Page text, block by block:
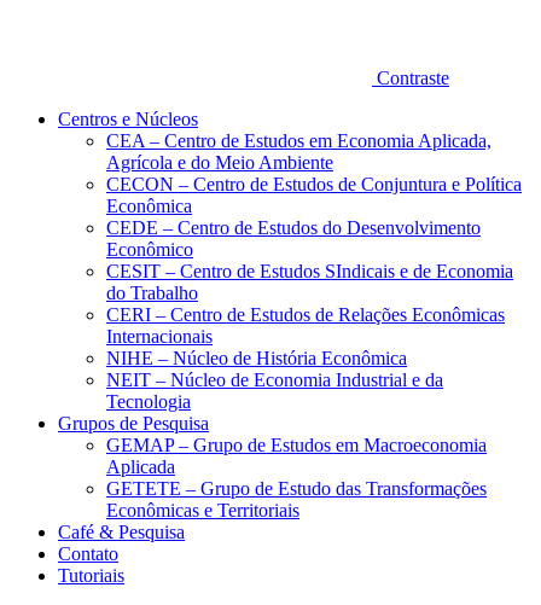
Contraste
Centros e Núcleos
CEA – Centro de Estudos em Economia Aplicada,
Agrícola e do Meio Ambiente
CECON – Centro de Estudos de Conjuntura e Política
Econômica
CEDE – Centro de Estudos do Desenvolvimento
Econômico
CESIT – Centro de Estudos SIndicais e de Economia
do Trabalho
CERI – Centro de Estudos de Relações Econômicas
Internacionais
NIHE – Núcleo de História Econômica
NEIT – Núcleo de Economia Industrial e da
Tecnologia
Grupos de Pesquisa
GEMAP – Grupo de Estudos em Macroeconomia
Aplicada
GETETE – Grupo de Estudo das Transformações
Econômicas e Territoriais
Café & Pesquisa
Contato
Tutoriais